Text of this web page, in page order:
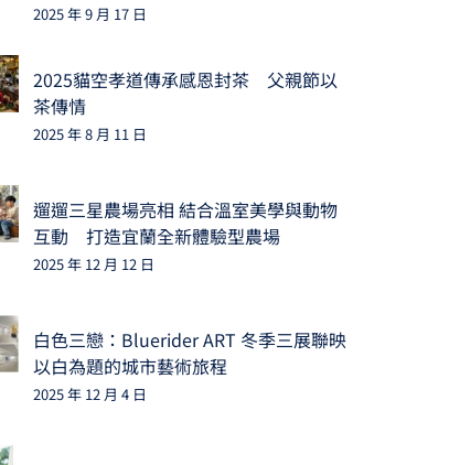
2025 年 9 月 17 日
2025貓空孝道傳承感恩封茶 父親節以
茶傳情
2025 年 8 月 11 日
遛遛三星農場亮相 結合溫室美學與動物
互動 打造宜蘭全新體驗型農場
2025 年 12 月 12 日
白色三戀：Bluerider ART 冬季三展聯映
以白為題的城市藝術旅程
2025 年 12 月 4 日